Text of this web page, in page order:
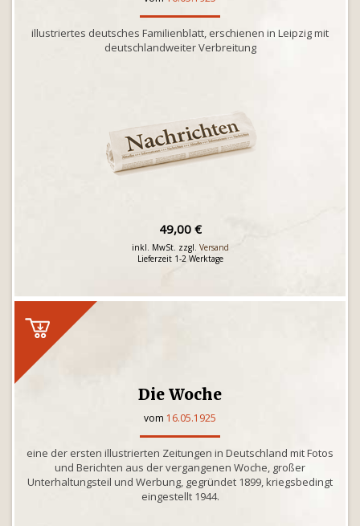
illustriertes deutsches Familienblatt, erschienen in Leipzig mit
deutschlandweiter Verbreitung
49,00 €
inkl. MwSt. zzgl. Versand
Lieferzeit 1-2 Werktage
Die Woche
vom 16.05.1925
eine der ersten illustrierten Zeitungen in Deutschland mit Fotos
und Berichten aus der vergangenen Woche, großer
Unterhaltungsteil und Werbung, gegründet 1899, kriegsbedingt
eingestellt 1944.